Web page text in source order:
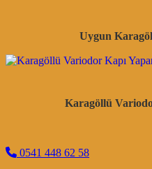
Uygun
Karagöllü
0541 448 62 58